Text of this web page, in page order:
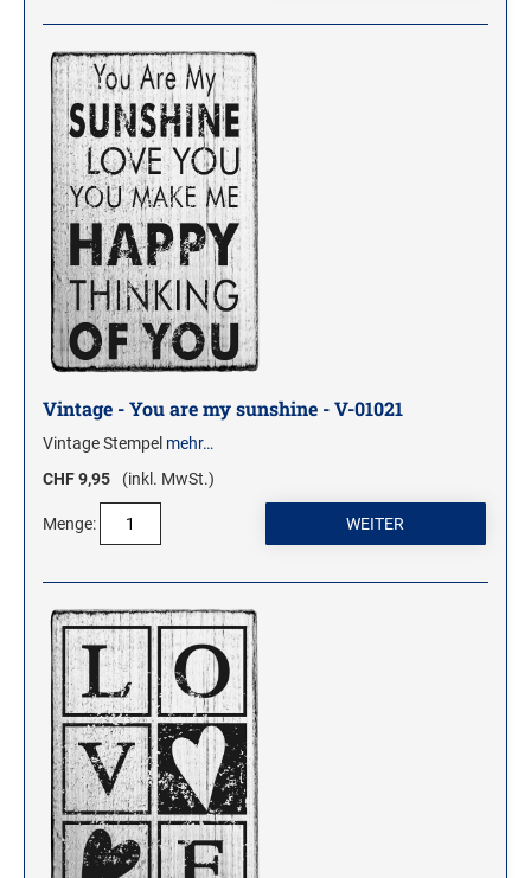
Vintage - You are my sunshine - V-01021
Vintage Stempel mehr…
CHF 9,95
(inkl. MwSt.)
Menge: